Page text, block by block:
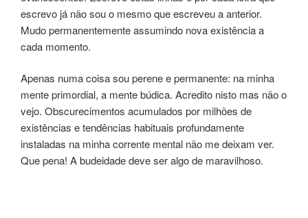
escrevo já não sou o mesmo que escreveu a anterior.
Mudo permanentemente assumindo nova existência a
cada momento.
Apenas numa coisa sou perene e permanente: na minha
mente primordial, a mente búdica. Acredito nisto mas não o
vejo. Obscurecimentos acumulados por milhões de
existências e tendências habituais profundamente
instaladas na minha corrente mental não me deixam ver.
Que pena! A budeidade deve ser algo de maravilhoso.